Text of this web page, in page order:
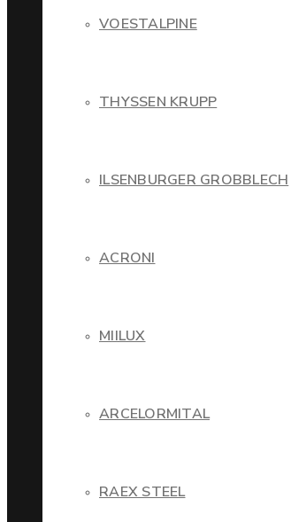
VOESTALPINE
THYSSEN KRUPP
ILSENBURGER GROBBLECH
ACRONI
MIILUX
ARCELORMITAL
RAEX STEEL